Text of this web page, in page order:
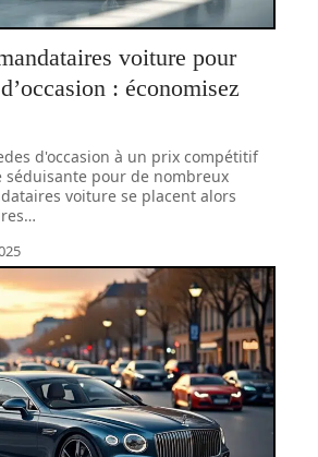
voiture pour
: économisez
d'occasion à un prix compétitif
séduisante pour de nombreux
voiture se placent alors
…